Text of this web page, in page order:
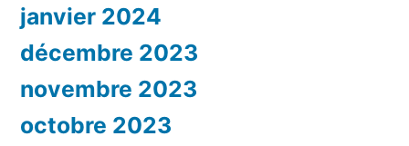
janvier 2024
décembre 2023
novembre 2023
octobre 2023